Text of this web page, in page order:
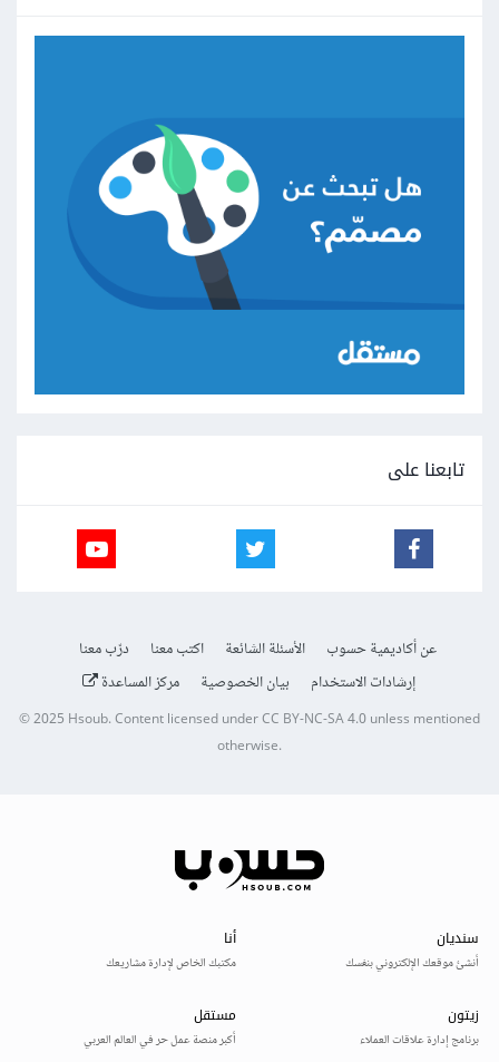
تابعنا على
عن أكاديمية حسوب الأسئلة الشائعة اكتب معنا
درّب معنا
إرشادات الاستخدام
بيان الخصوصية مركز المساعدة
© 2025Hsoub.Content licensed underCC BY-NC-SA 4.0unless mentioned
otherwise.